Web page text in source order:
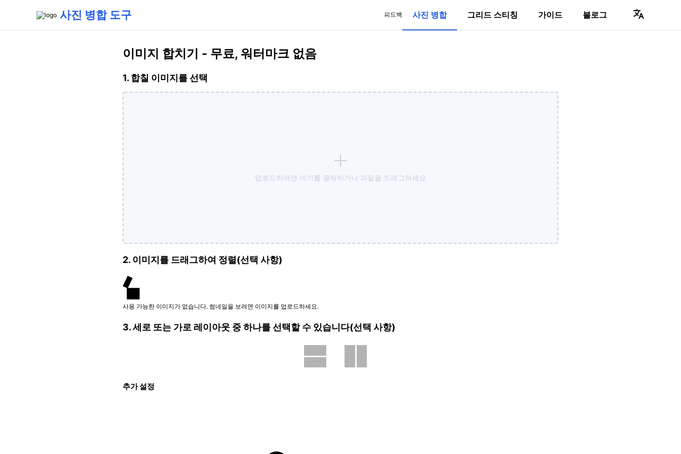
사진 병합 도구 피드백 사진 병합 그리드 스티칭 가이드 블로그
이미지 합치기 - 무료, 워터마크 없음
1. 합칠 이미지를 선택
업로드하려면 여기를 클릭하거나 파일을 드래그하세요
2. 이미지를 드래그하여 정렬(선택 사항)
사용 가능한 이미지가 없습니다. 썸네일을 보려면 이미지를 업로드하세요.
3. 세로 또는 가로 레이아웃 중 하나를 선택할 수 있습니다(선택 사항)
추가 설정